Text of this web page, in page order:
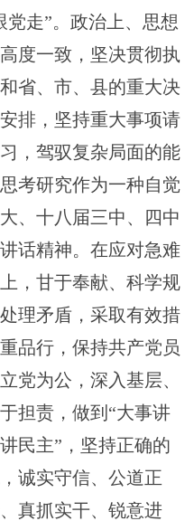
党走”。政治上、思想
度一致，坚决贯彻执
省、市、县的重大决
排，坚持重大事项请
，驾驭复杂局面的能
考研究作为一种自觉
、十八届三中、四中
话精神。在应对急难
，甘于奉献、科学规
理矛盾，采取有效措
品行，保持共产党员
党为公，深入基层、
担责，做到 “大事讲
民主”，坚持正确的
诚实守信、公道正
真抓实干、锐意进